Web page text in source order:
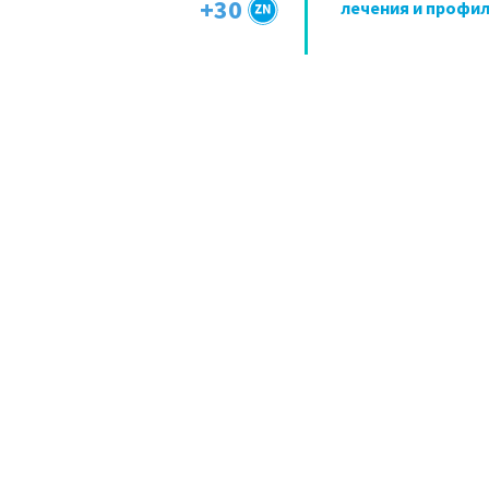
+30
лечения и